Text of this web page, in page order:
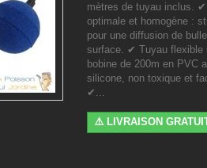
mètres de tuyau inclus.
optimale et homogène :
pour une diffusion de
surface. ✔ Tuyau flexible
bobine de 200m en PVC
silicone, non toxique et
✔...
⚠️ LIVRAISON